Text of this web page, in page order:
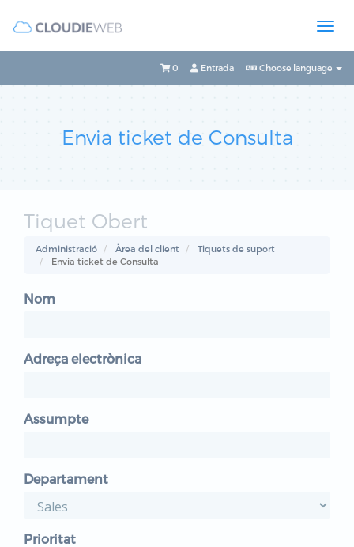
Choose language
Entrada
0
Envia ticket de Consulta
Tiquet Obert
Administració Àrea del client
Tiquets de suport
Envia ticket de Consulta
Nom
Adreça electrònica
Assumpte
Departament
Prioritat